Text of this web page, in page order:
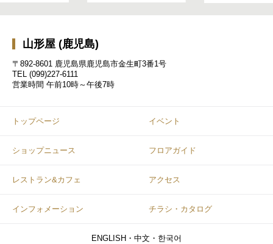
山形屋 (鹿児島)
〒892-8601 鹿児島県鹿児島市金生町3番1号
TEL (099)227-6111
営業時間 午前10時～午後7時
トップページ イベント
ショップニュース フロアガイド
レストラン&カフェ アクセス
インフォメーション チラシ・カタログ
ENGLISH・中文・한국어